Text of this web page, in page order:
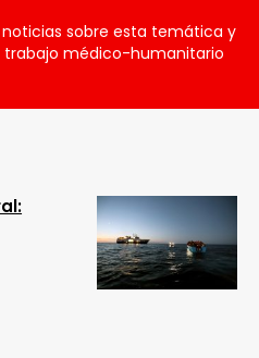
sobre esta temática y
médico-humanitario